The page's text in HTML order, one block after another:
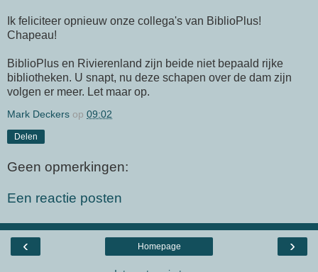
Ik feliciteer opnieuw onze collega's van BiblioPlus!
Chapeau!
BiblioPlus en Rivierenland zijn beide niet bepaald rijke
bibliotheken. U snapt, nu deze schapen over de dam zijn
volgen er meer. Let maar op.
Mark Deckers op 09:02
Delen
Geen opmerkingen:
Een reactie posten
‹ ›
Homepage